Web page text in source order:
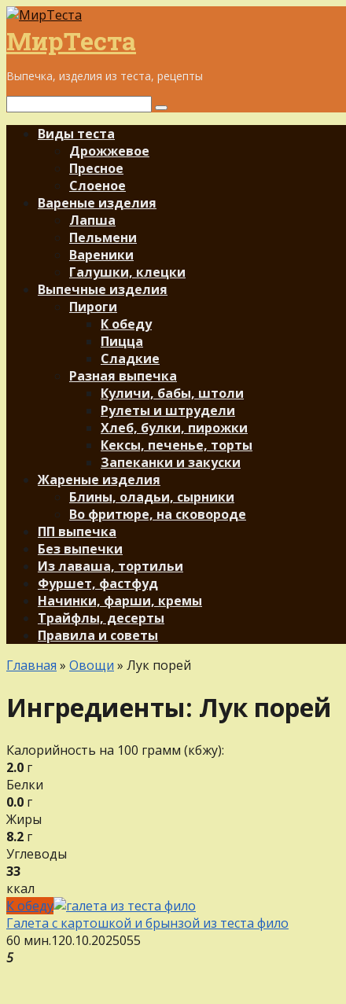
Перейти
к
контенту
МирТеста
Выпечка, изделия из теста, рецепты
Поиск:
Виды теста
Дрожжевое
Пресное
Слоеное
Вареные изделия
Лапша
Пельмени
Вареники
Галушки, клецки
Выпечные изделия
Пироги
К обеду
Пицца
Сладкие
Разная выпечка
Куличи, бабы, штоли
Рулеты и штрудели
Хлеб, булки, пирожки
Кексы, печенье, торты
Запеканки и закуски
Жареные изделия
Блины, оладьи, сырники
Во фритюре, на сковороде
ПП выпечка
Без выпечки
Из лаваша, тортильи
Фуршет, фастфуд
Начинки, фарши, кремы
Трайфлы, десерты
Правила и советы
Главная » Овощи » Лук порей
Ингредиенты: Лук порей
Калорийность на 100 грамм (кбжу):
2.0 г
Белки
0.0 г
Жиры
8.2 г
Углеводы
33
ккал
К обеду
Галета с картошкой и брынзой из теста фило
60 мин.120.10.2025055
5